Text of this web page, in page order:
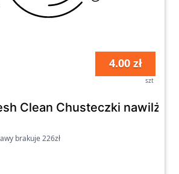
4.00 zł
szt
Clean Chusteczki
brakuje 226zł